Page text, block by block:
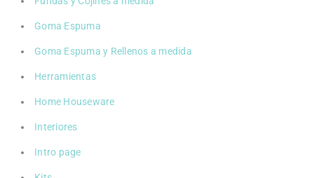
Goma Espuma
Goma Espuma y Rellenos a medida
Herramientas
Home Houseware
Interiores
Intro page